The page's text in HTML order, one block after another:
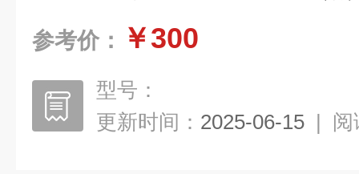
参考价： ￥300
型号：
更新时间： 2025-06-15 | 阅